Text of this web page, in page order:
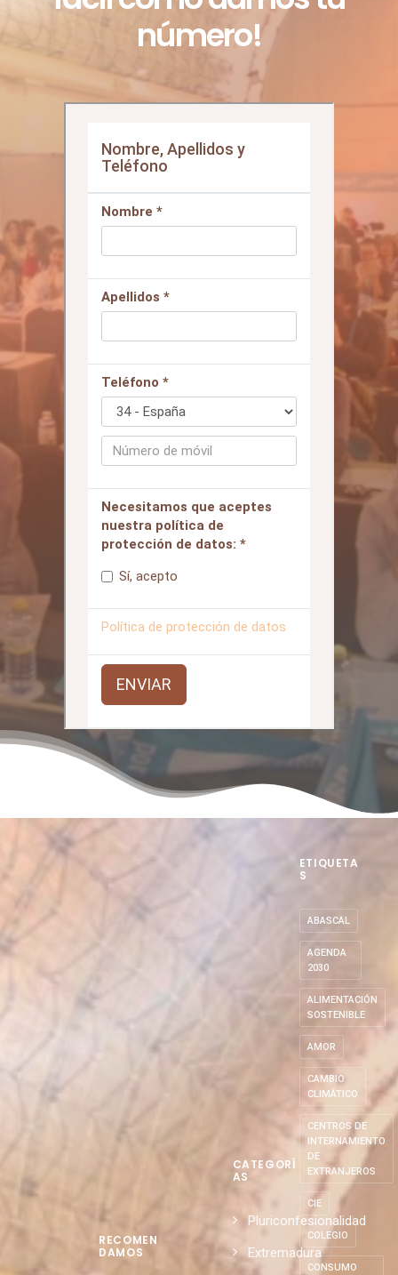
RECOMEN
DAMOS
CATEGORÍ
AS
Pluriconfesionalidad
Extremadura
ETIQUETA
S
ABASCAL
AGENDA
2030
ALIMENTACIÓN
SOSTENIBLE
AMOR
CAMBIO
CLIMÁTICO
CENTROS DE
INTERNAMIENTO
DE
EXTRANJEROS
CIE
COLEGIO
CONSUMO